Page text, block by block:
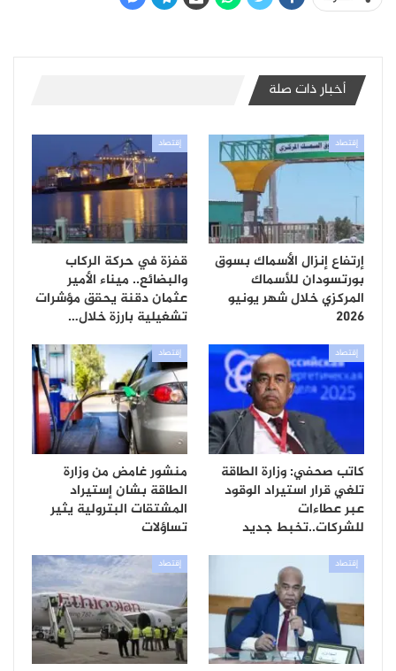
أخبار ذات صلة
إقتصاد
إرتفاع إنزال الأسماك بسوق
بورتسودان للأسماك
المركزي خلال شهر يونيو
2026
إقتصاد
قفزة في حركة الركاب
والبضائع.. ميناء الأمير
عثمان دقنة يحقق مؤشرات
تشغيلية بارزة خلال…
إقتصاد
كاتب صحفي: وزارة الطاقة
تلغي قرار استيراد الوقود
عبر عطاءات
للشركات..تخبط جديد
إقتصاد
منشور غامض من وزارة
الطاقة بشان إستيراد
المشتقات البترولية يثير
تساؤلات
إقتصاد إقتصاد